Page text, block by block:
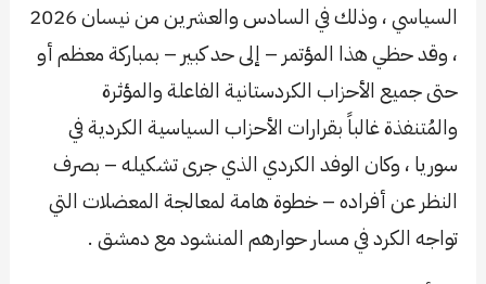
السياسي ، وذلك في السادس والعشرين من نيسان 2026
، وقد حظي هذا المؤتمر – إلى حد كبير – بمباركة معظم أو
حتى جميع الأحزاب الكردستانية الفاعلة والمؤثرة
والمُتنفذة غالباً بقرارات الأحزاب السياسية الكردية في
سوريا ، وكان الوفد الكردي الذي جرى تشكيله – بصرف
النظر عن أفراده – خطوة هامة لمعالجة المعضلات التي
تواجه الكرد في مسار حوارهم المنشود مع دمشق .